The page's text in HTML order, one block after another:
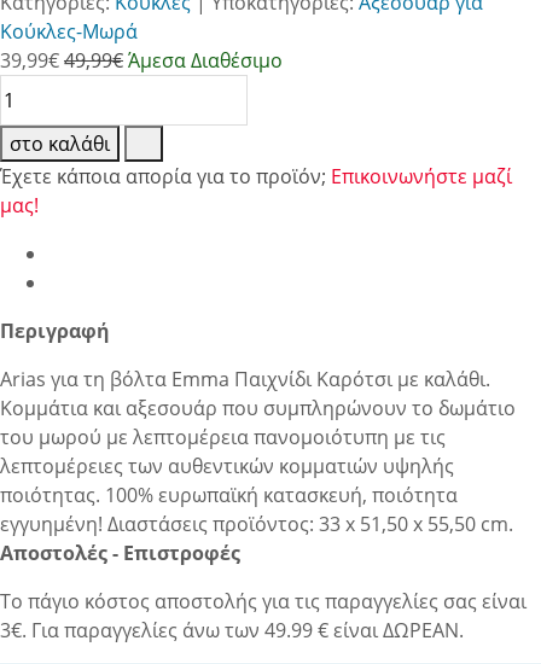
Κούκλες-Μωρά
39,99€49,99€Άμεσα Διαθέσιμο
στο καλάθι
Έχετε κάποια απορία για το προϊόν; Επικοινωνήστε μαζί
μας!
Περιγραφή
Arias για τη βόλτα Emma Παιχνίδι Καρότσι με καλάθι.
Κομμάτια και αξεσουάρ που συμπληρώνουν το δωμάτιο
του μωρού με λεπτομέρεια πανομοιότυπη με τις
λεπτομέρειες των αυθεντικών κομματιών υψηλής
ποιότητας. 100% ευρωπαϊκή κατασκευή, ποιότητα
εγγυημένη! Διαστάσεις προϊόντος: 33 x 51,50 x 55,50 cm.
Αποστολές - Επιστροφές
Το πάγιο κόστος αποστολής για τις παραγγελίες σας είναι
3€. Για παραγγελίες άνω των 49.99 € είναι ΔΩΡΕΑΝ.